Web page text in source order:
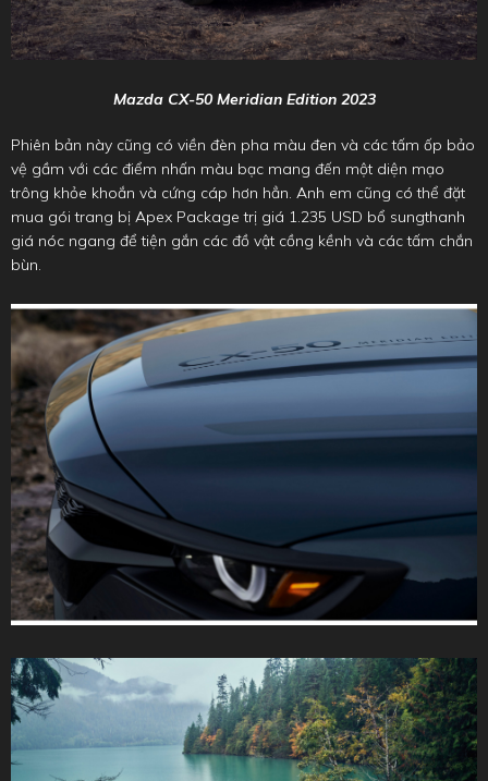
Mazda CX-50 Meridian Edition 2023
Phiên bản này cũng có viền đèn pha màu đen và các tấm ốp bảo
vệ gầm với các điểm nhấn màu bạc mang đến một diện mạo
trông khỏe khoắn và cứng cáp hơn hẳn. Anh em cũng có thể đặt
mua gói trang bị Apex Package trị giá 1.235 USD bổ sungthanh
giá nóc ngang để tiện gắn các đồ vật cồng kềnh và các tấm chắn
bùn.